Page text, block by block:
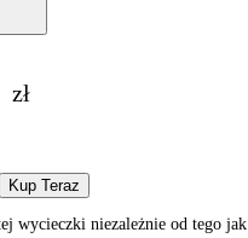
zł
Kup Teraz
wycieczki niezależnie od tego